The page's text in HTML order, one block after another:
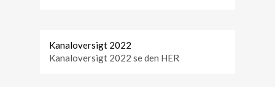
Kanaloversigt 2022
Kanaloversigt 2022 se den HER